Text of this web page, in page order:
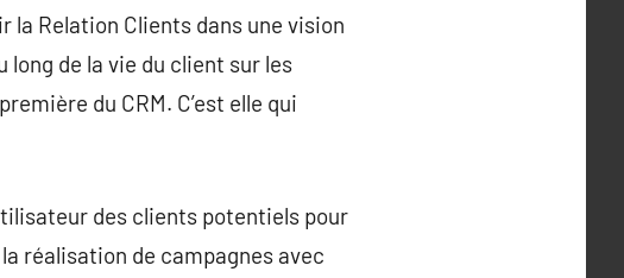
Relation Clients dans une vision
de la vie du client sur les
du CRM. C’est elle qui
des clients potentiels pour
réalisation de campagnes avec